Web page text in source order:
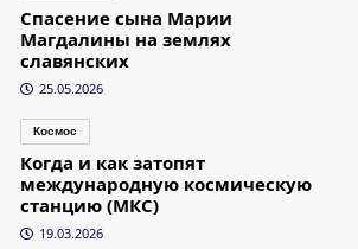
Спасение сына Марии
Магдалины на землях
славянских
25.05.2026
Космос
Когда и как затопят
международную космическую
станцию (МКС)
19.03.2026